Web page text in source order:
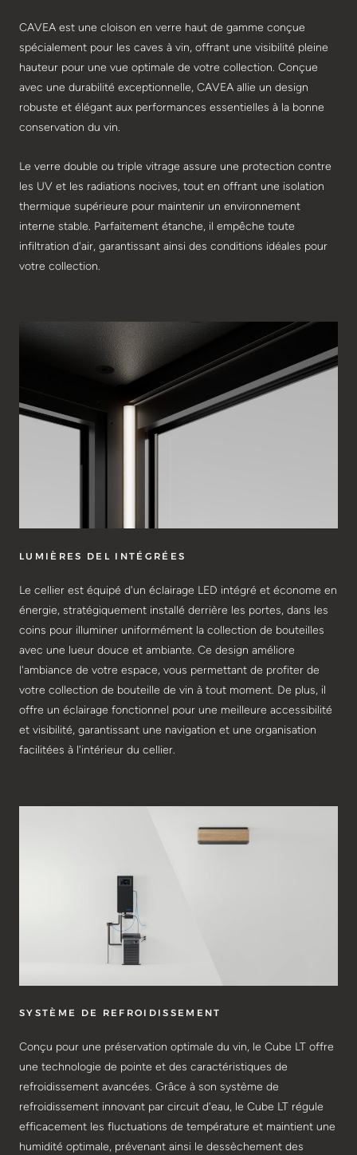
CAVEA est une cloison en verre haut de gamme conçue
spécialement pour les caves à vin, offrant une visibilité pleine
hauteur pour une vue optimale de votre collection. Conçue
avec une durabilité exceptionnelle, CAVEA allie un design
robuste et élégant aux performances essentielles à la bonne
conservation du vin.
Le verre double ou triple vitrage assure une protection contre
les UV et les radiations nocives, tout en offrant une isolation
thermique supérieure pour maintenir un environnement
interne stable. Parfaitement étanche, il empêche toute
infiltration d'air, garantissant ainsi des conditions idéales pour
votre collection.
LUMIÈRES DEL INTÉGRÉES
Le cellier est équipé d'un éclairage LED intégré et économe en
énergie, stratégiquement installé derrière les portes, dans les
coins pour illuminer uniformément la collection de bouteilles
avec une lueur douce et ambiante. Ce design améliore
l'ambiance de votre espace, vous permettant de profiter de
votre collection de bouteille de vin à tout moment. De plus, il
offre un éclairage fonctionnel pour une meilleure accessibilité
et visibilité, garantissant une navigation et une organisation
facilitées à l'intérieur du cellier.
SYSTÈME DE REFROIDISSEMENT
Conçu pour une préservation optimale du vin, le Cube LT offre
une technologie de pointe et des caractéristiques de
refroidissement avancées. Grâce à son système de
refroidissement innovant par circuit d'eau, le Cube LT régule
efficacement les fluctuations de température et maintient une
humidité optimale, prévenant ainsi le dessèchement des